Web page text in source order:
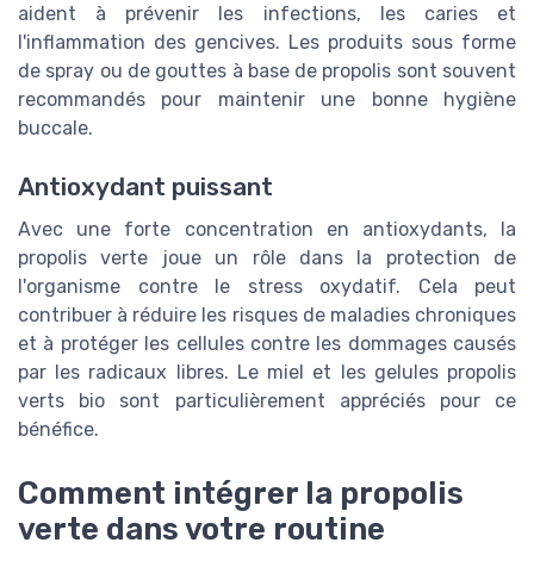
aident à prévenir les infections, les caries et
l'inflammation des gencives. Les produits sous forme
de spray ou de gouttes à base de propolis sont souvent
recommandés pour maintenir une bonne hygiène
buccale.
Antioxydant puissant
Avec une forte concentration en antioxydants, la
propolis verte joue un rôle dans la protection de
l'organisme contre le stress oxydatif. Cela peut
contribuer à réduire les risques de maladies chroniques
et à protéger les cellules contre les dommages causés
par les radicaux libres. Le miel et les gelules propolis
verts bio sont particulièrement appréciés pour ce
bénéfice.
Comment intégrer la propolis
verte dans votre routine